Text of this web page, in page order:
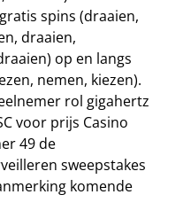
spins (draaien,
draaien,
op en langs
nemen, kiezen).
rol gigahertz
voor prijs Casino
49 de
sweepstakes
komende